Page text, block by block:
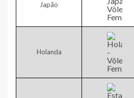
Japão
Holanda